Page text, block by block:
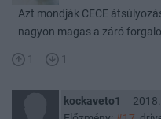
Azt mondják CECE
nagyon magas a záró
1 1
kockaveto1